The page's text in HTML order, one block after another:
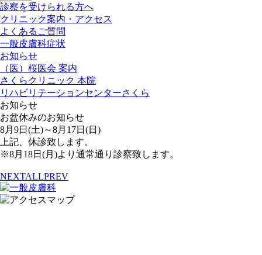
診察を受けられる方へ
クリニック案内・アクセス
よくあるご質問
一般皮膚科症状
お知らせ
（医）桜医会 案内
さくらクリニック 本院
リハビリテーションセンターさくら
お知らせ
お盆休みのお知らせ
8月9日(土)～8月17日(日)
上記、休診致します。
※8月18日(月)より通常通り診察致します。
NEXTALLPREV